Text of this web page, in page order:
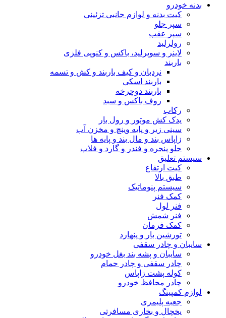
بدنه خودرو
کیت بدنه و لوازم جانبی تزئینی
سپر جلو
سپر عقب
رولرلید
لاینر و سوپرلید، باکس و کنوپی فلزی
باربند
نردبان و کیف باربند و کش و تسمه
باربند اسکی
باربند دوچرخه
روف باکس و سبد
رکاب
یدک کش موتور و رول بار
سینی زیر و پایه وینچ و مخزن آب
زاپاس بند و مال بند و پایه ها
جلو پنجره و فندر و گارد و فلاپ
سیستم تعلیق
کیت ارتفاع
طبق بالا
سیستم پنوماتیک
کمک فنر
فنر لول
فنر شمش
کمک فرمان
تورشین بار و پنهارد
سایبان و چادر سقفی
سایبان و پشه بند بغل خودرو
چادر سقفی و چادر حمام
کوله پشت زاپاس
چادر محافظ خودرو
لوازم کمپینگ
جعبه پلیمری
یخچال و بخاری مسافرتی